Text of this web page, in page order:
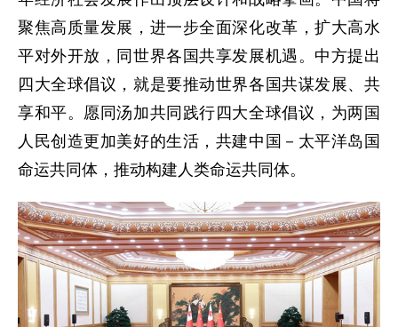
聚焦高质量发展，进一步全面深化改革，扩大高水
平对外开放，同世界各国共享发展机遇。中方提出
四大全球倡议，就是要推动世界各国共谋发展、共
享和平。愿同汤加共同践行四大全球倡议，为两国
人民创造更加美好的生活，共建中国－太平洋岛国
命运共同体，推动构建人类命运共同体。